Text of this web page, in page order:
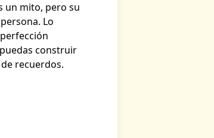
un mito, pero su
Lo
construir
recuerdos.